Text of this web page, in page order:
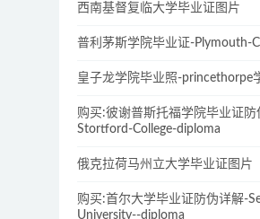
西南基督复临大学毕业证图片
普利茅斯学院毕业证-Plymouth-
皇子龙学院毕业照-princethorpe
购买:彼谢普斯托福学院毕业证
Stortford-College-diploma
俄克拉荷马州立大学毕业证图片
购买:首尔大学毕业证防伪详解-
University--diploma